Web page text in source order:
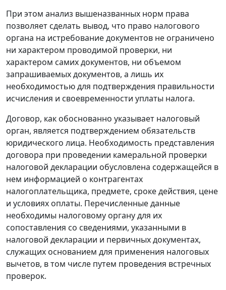
При этом анализ вышеназванных норм права
позволяет сделать вывод, что право налогового
органа на истребование документов не ограничено
ни характером проводимой проверки, ни
характером самих документов, ни объемом
запрашиваемых документов, а лишь их
необходимостью для подтверждения правильности
исчисления и своевременности уплаты налога.
Договор, как обоснованно указывает налоговый
орган, является подтверждением обязательств
юридического лица. Необходимость представления
договора при проведении камеральной проверки
налоговой декларации обусловлена содержащейся в
нем информацией о контрагентах
налогоплательщика, предмете, сроке действия, цене
и условиях оплаты. Перечисленные данные
необходимы налоговому органу для их
сопоставления со сведениями, указанными в
налоговой декларации и первичных документах,
служащих основанием для применения налоговых
вычетов, в том числе путем проведения встречных
проверок.